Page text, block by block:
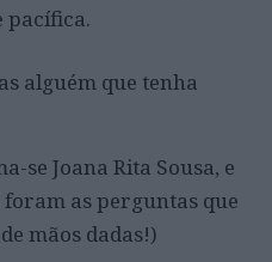
pacífica.
alguém que tenha
se Joana Rita Sousa, e
as perguntas que
mãos dadas!)